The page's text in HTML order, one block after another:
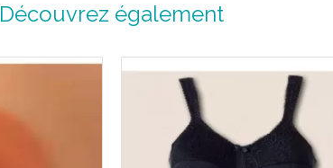
Découvrez également